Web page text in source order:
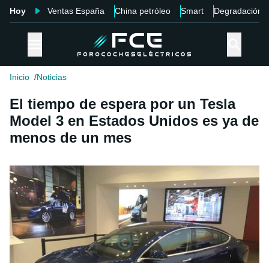
Hoy Ventas España China petróleo Smart Degradación
Inicio Noticias
El tiempo de espera por un Tesla
Model 3 en Estados Unidos es ya de
menos de un mes